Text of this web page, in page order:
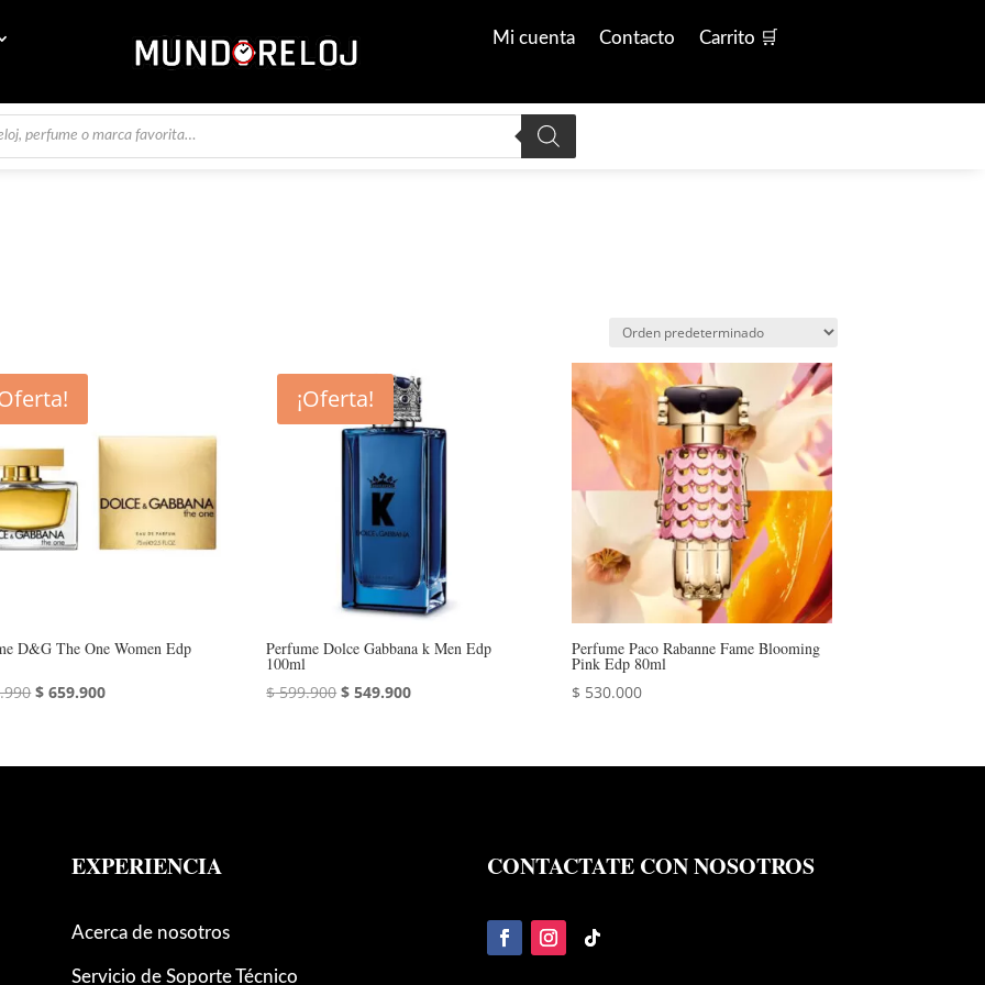
Mi cuenta Contacto Carrito 🛒
D&G The One Women Edp
El
era:
$ 659.900El
es:
¡Oferta!
Perfume Dolce Gabbana k Men Edp
100ml
$599.900El
era:
$ 549.900El
es:
Perfume Paco Rabanne Fame Blooming
Pink Edp 80ml
$ 530.000
EXPERIENCIA
Acerca de nosotros
Servicio de Soporte Técnico
CONTACTATE CON NOSOTROS